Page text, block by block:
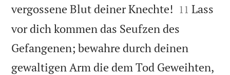
vergossene Blut deiner Knechte! 

11 Lass
vor dich kommen das Seufzen des
Gefangenen; bewahre durch deinen
gewaltigen Arm die dem Tod Geweihten,